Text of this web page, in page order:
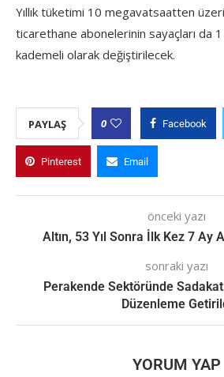
Yıllık tüketimi 10 megavatsaatten
ticarethane abonelerinin sayaçları da
kademeli olarak değiştirilecek.
PAYLAŞ 0 Facebook
Pinterest Email
önceki yazı
Altın, 53 Yıl Sonra İlk Kez 7 Ay
sonraki yazı
Perakende Sektöründe
Düzenleme
YORUM YAP